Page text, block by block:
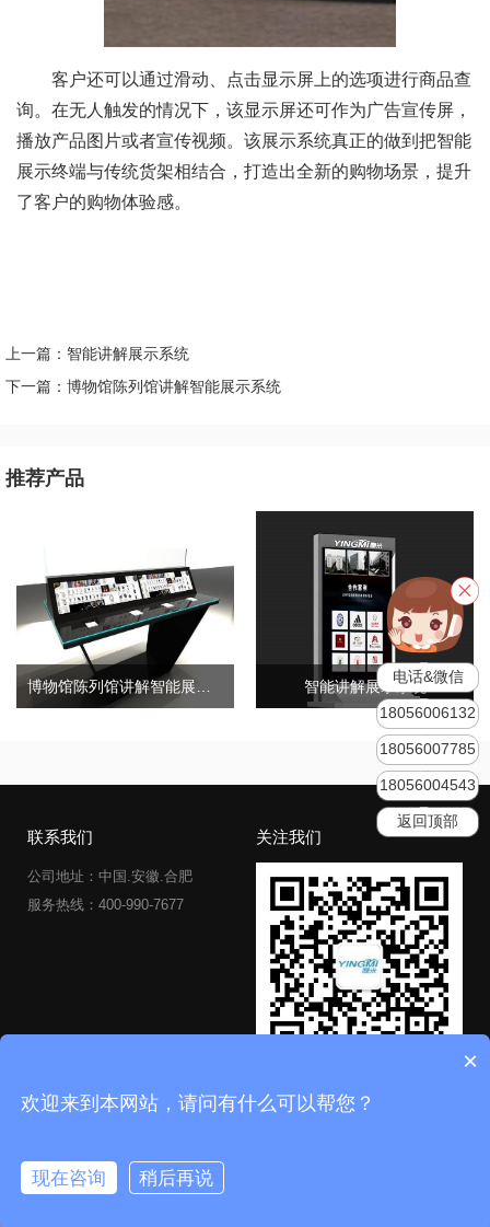
客户还可以通过滑动、点击显示屏上的选项进行商品查
询。在无人触发的情况下，该显示屏还可作为广告宣传屏，
播放产品图片或者宣传视频。该展示系统真正的做到把智能
展示终端与传统货架相结合，打造出全新的购物场景，提升
了客户的购物体验感。
上一篇：智能讲解展示系统
下一篇：博物馆陈列馆讲解智能展示系统
推荐产品
智能讲解展示系统
联系我们
公司地址：中国.安徽.合肥
服务热线：400-990-7677
关注我们
电话&微信
18056006132
18056007785
18056004543
返回顶部
×
欢迎来到本网站，请问有什么可以帮您？
现在咨询 稍后再说